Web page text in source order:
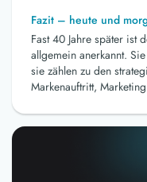
Fazit – heute und
Fast 40 Jahre später ist
allgemein anerkannt.
sie zählen zu den
Markenauftritt,